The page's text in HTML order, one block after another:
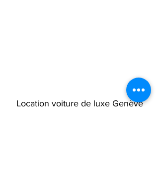
Location voiture de luxe Genève